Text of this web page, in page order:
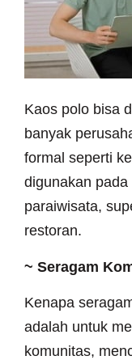
Kaos polo bisa
banyak
formal seperti
digunakan
paraiwisata,
restoran.
~ Seragam
Kenapa
adalah untuk
komunitas,